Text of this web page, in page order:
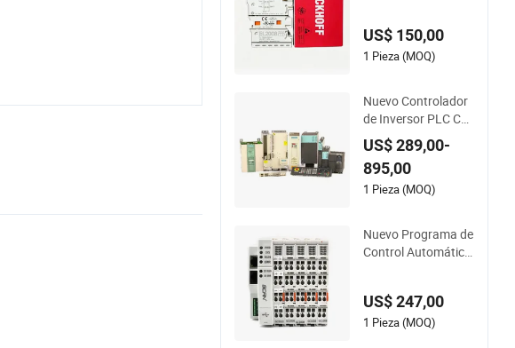
V CC
US$ 150,00
1 Pieza (MOQ)
Nuevo Controlador
de Inversor PLC Co
nvertidor de Frecue
ncia 6SL3120-1te23
-0AA4 6SL3224-0be
24-0ua0 6SL3120-1
10-1se21-0AA0
US$ 289,00-
895,00
1 Pieza (MOQ)
Nuevo Programa de
Control Automático
ica de China Control
ador Lógico Progra
US$ 247,00
1 Pieza (MOQ)